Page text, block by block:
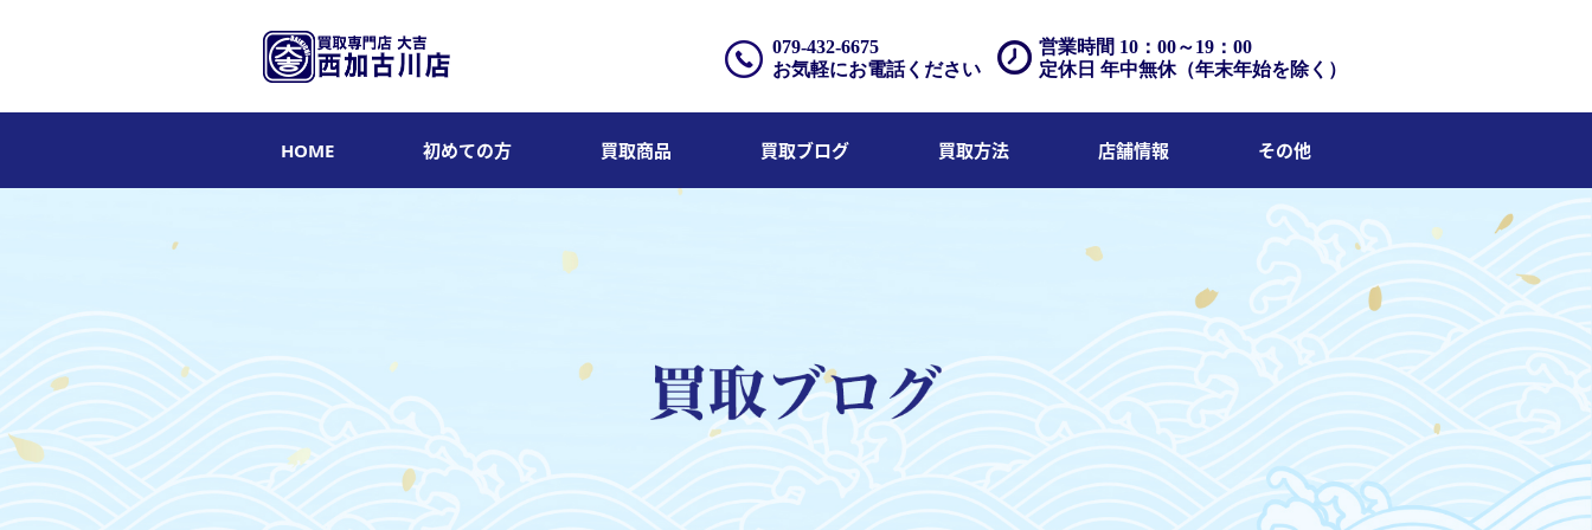
営業時間 10：00～19：00
定休日 年中無休（年末年始を除く）
079-432-6675
お気軽にお電話ください
HOME 初めての方 買取商品 買取ブログ 買取方法 店舗情報 その他